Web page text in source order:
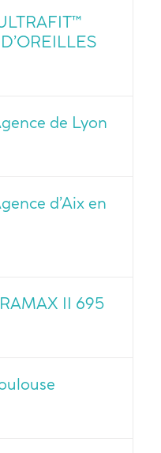
de Lyon
d’Aix en
II 695